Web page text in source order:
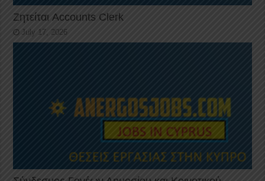
Ζητείται Accounts Clerk
July 17, 2026